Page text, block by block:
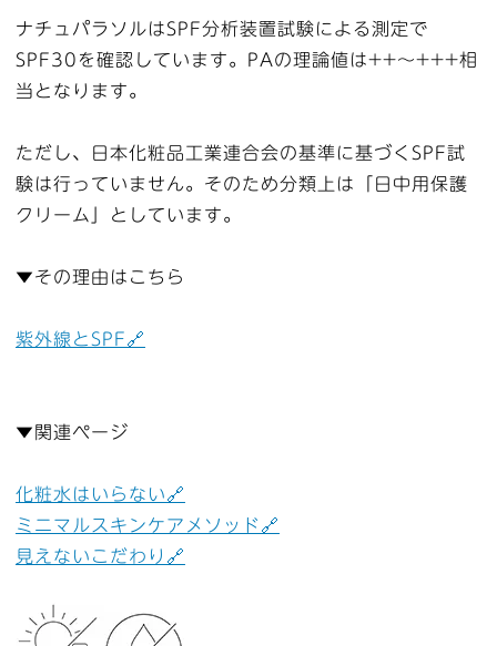
ナチュパラソルはSPF分析装置試験による測定で
SPF30を確認しています。PAの理論値は++〜+++相
当となります。
ただし、日本化粧品工業連合会の基準に基づくSPF試
験は行っていません。そのため分類上は「日中用保護
クリーム」としています。
▼その理由はこちら
紫外線とSPF🔗
▼関連ページ
化粧水はいらない🔗
ミニマルスキンケアメソッド🔗
見えないこだわり🔗